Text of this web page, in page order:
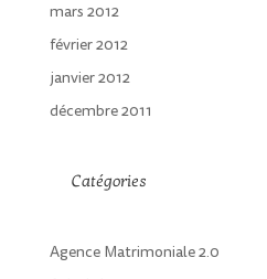
mars 2012
février 2012
janvier 2012
décembre 2011
Catégories
Agence Matrimoniale 2.0